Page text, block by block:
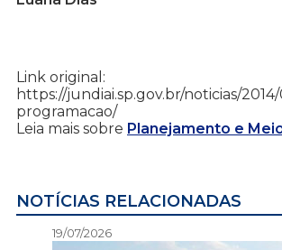
Link original:
https://jundiai.sp.gov.br/noticias/
programacao/
Leia mais sobre Planejamento e
NOTÍCIAS RELACIONADAS
19/07/2026